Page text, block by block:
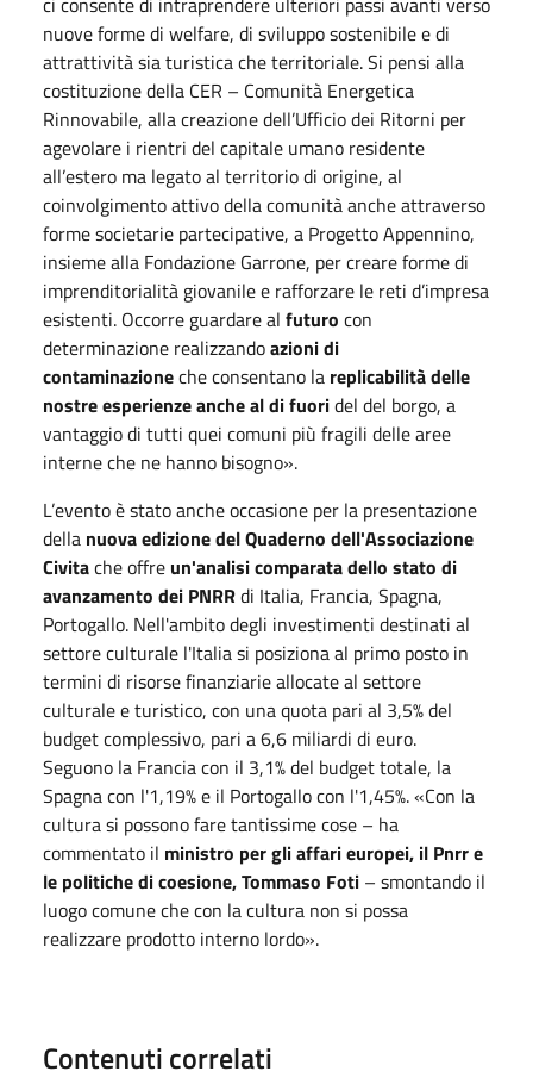
nuove forme di welfare, di sviluppo sostenibile e di
attrattività sia turistica che territoriale. Si pensi alla
costituzione della CER – Comunità Energetica
Rinnovabile, alla creazione dell’Ufficio dei Ritorni per
agevolare i rientri del capitale umano residente
all’estero ma legato al territorio di origine, al
coinvolgimento attivo della comunità anche attraverso
forme societarie partecipative, a Progetto Appennino,
insieme alla Fondazione Garrone, per creare forme di
imprenditorialità giovanile e rafforzare le reti d’impresa
esistenti. Occorre guardare al futuro con
determinazione realizzandoazioni di
contaminazioneche consentano la replicabilità delle
nostre esperienze anche al di fuoridel del borgo, a
vantaggio di tutti quei comuni più fragili delle aree
interne che ne hanno bisogno».
L’evento è stato anche occasione per la presentazione
della nuova edizione del Quaderno dell'Associazione
Civitache offre un'analisi comparata dello stato di
avanzamento dei PNRRdi Italia, Francia, Spagna,
Portogallo. Nell'ambito degli investimenti destinati al
settore culturale l'Italia si posiziona al primo posto in
termini di risorse finanziarie allocate al settore
culturale e turistico, con una quota pari al 3,5% del
budget complessivo, pari a 6,6 miliardi di euro.
Seguono la Francia con il 3,1% del budget totale, la
Spagna con l'1,19% e il Portogallo con l'1,45%. «Con la
cultura si possono fare tantissime cose – ha
commentato il ministro per gli affari europei, il Pnrr e
le politiche di coesione, Tommaso Foti – smontando il
luogo comune che con la cultura non si possa
realizzare prodotto interno lordo».
Contenuti correlati